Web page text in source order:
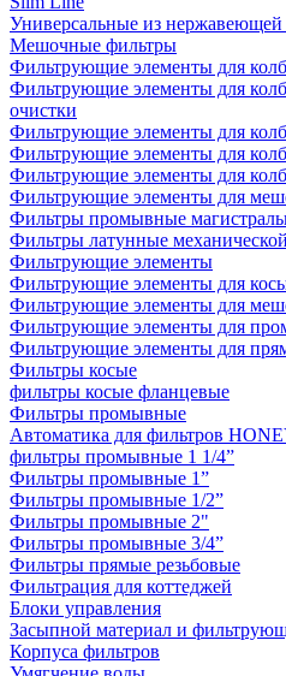
Универсальные из нержавеющей
Мешочные фильтры
Фильтрующие элементы для колб
Фильтрующие элементы для
очистки
Фильтрующие элементы для
Фильтрующие элементы для
Фильтрующие элементы для
Фильтрующие элементы для
Фильтры промывные
Фильтры латунные
Фильтрующие элементы
Фильтрующие элементы для
Фильтрующие элементы для
Фильтрующие элементы для
Фильтрующие элементы для
Фильтры косые
фильтры косые фланцевые
Фильтры промывные
Автоматика для фильтров
фильтры промывные 1 1/4”
Фильтры промывные 1”
Фильтры промывные 1/2”
Фильтры промывные 2"
Фильтры промывные 3/4”
Фильтры прямые резьбовые
Фильтрация для коттеджей
Блоки управления
Засыпной материал и
Корпуса фильтров